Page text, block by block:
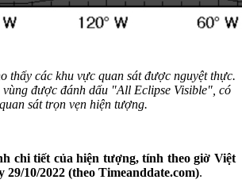
thấy các khu vực quan sát được nguyệt thực.
vùng được đánh dấu "All Eclipse Visible", có
sát trọn vẹn hiện tượng.
chi tiết của hiện tượng, tính theo giờ Việt
29/10/2022 (theo Timeanddate.com).